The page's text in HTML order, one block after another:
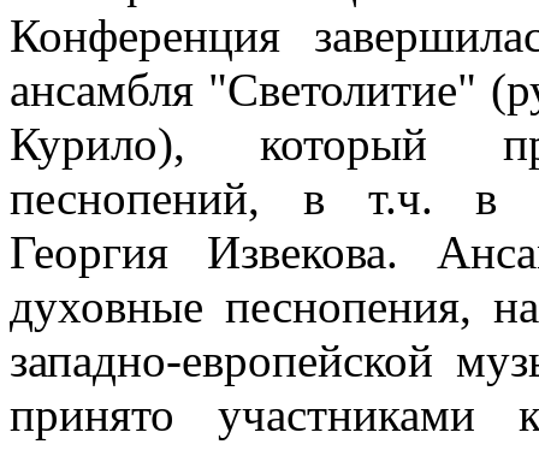
Конференция
ансамбля "Светолитие"
Курило), который
песнопений, в т.ч. в
Георгия Извекова.
духовные песнопения,
западно-европейской
принято участниками